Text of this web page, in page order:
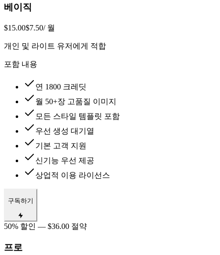
베이직
$15.00$7.50/ 월
개인 및 라이트 유저에게 적합
포함 내용
연 1800 크레딧
월 50+장 고품질 이미지
모든 스타일 템플릿 포함
우선 생성 대기열
기본 고객 지원
신기능 우선 제공
상업적 이용 라이선스
구독하기
50% 할인 — $36.00 절약
프로